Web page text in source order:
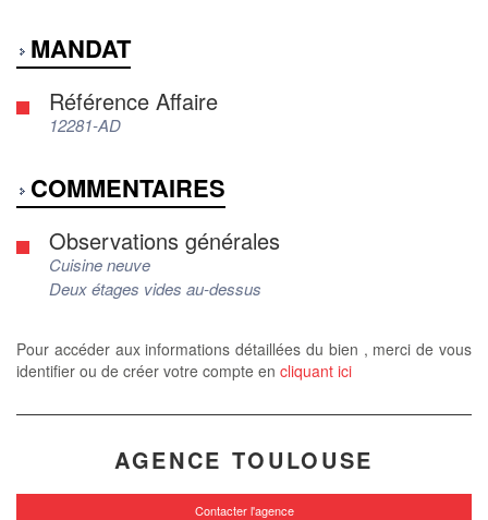
MANDAT
Référence Affaire
12281-AD
COMMENTAIRES
Observations générales
Cuisine neuve
Deux étages vides au-dessus
Pour accéder aux informations détaillées du bien , merci de vous
identifier ou de créer votre compte en cliquant ici
AGENCE TOULOUSE
Contacter l'agence